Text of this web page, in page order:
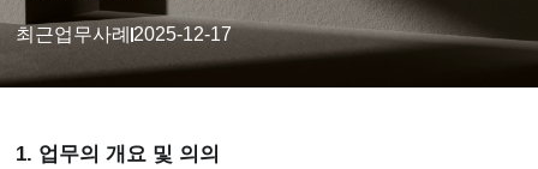
최근업무사례 2025-12-17
1. 업무의 개요 및 의의